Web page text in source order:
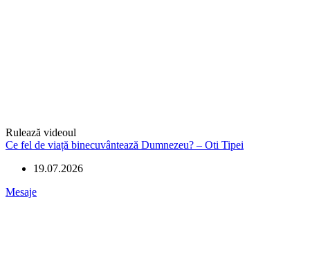
Rulează videoul
Ce fel de viață binecuvântează Dumnezeu? – Oti Tipei
19.07.2026
Mesaje